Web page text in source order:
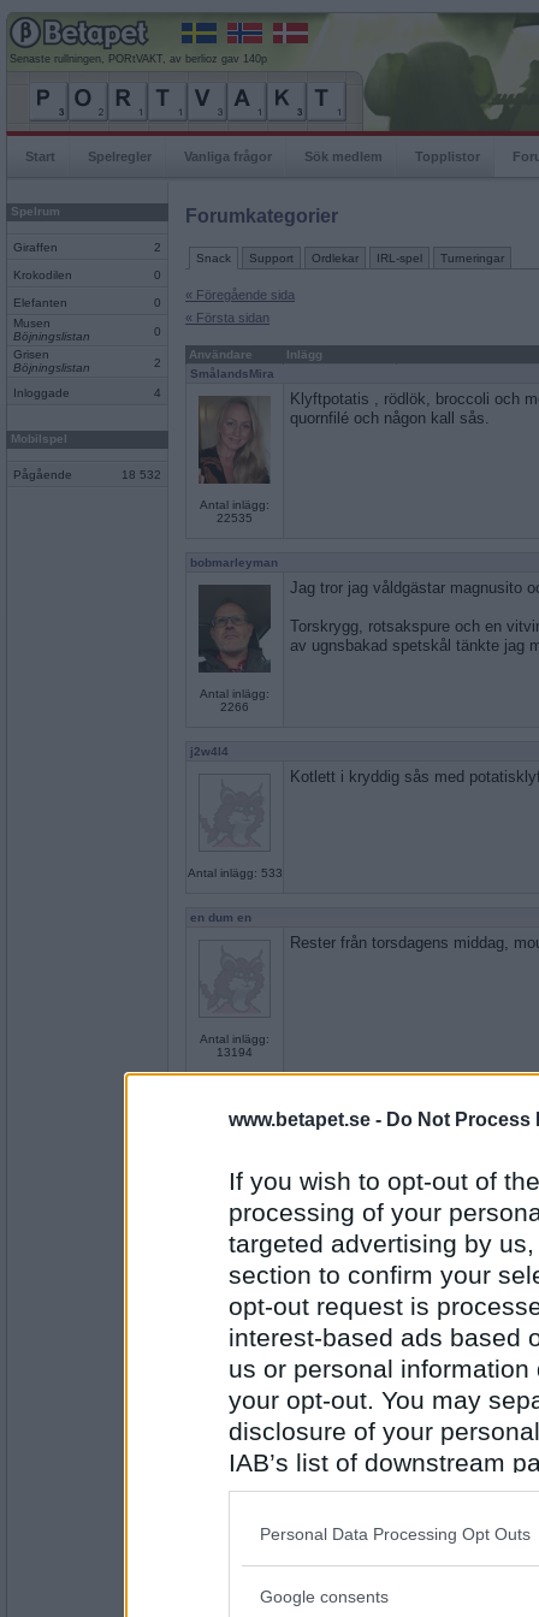
www.betapet.se - Do Not Process
If you wish to opt-out of
processing of your
targeted advertising by
section to confirm your
opt-out request is
interest-based ads based
us or personal
your opt-out. You may
disclosure of your
IAB’s list of downstream
also be disclosed by us
Downstream Participants
Please note that this
Personal Data Processing Opt Outs
Google consents
Senaste rullningen, PORtVAKT, av berlioz gav 140p
Start Spelregler Vanliga frågor Sök medlem Topplistor
Spelrum
Giraffen 2
Krokodilen 0
Elefanten
0
Musen
Böjningslistan
0
Grisen
Böjningslistan
2
Inloggade 4
Mobilspel
Pågående 18 532
Forumkategorier
Snack Support Ordlekar IRL-spel Turneringar
« Föregående sida
« Första sidan
Användare
Inlägg
SmålandsMira
Antal inlägg:
22535
Klyftpotatis , rödlök, broccoli och
quornfilé och någon kall sås.
bobmarleyman
Antal inlägg:
2266
Jag tror jag våldgästar magnusito
Torskrygg, rotsakspure och en
av ugnsbakad spetskål tänkte jag
j2w4l4
Antal inlägg: 533
Kotlett i kryddig sås med
en dum en
Antal inlägg:
13194
Rester från torsdagens middag,
Antal inlägg:
24324
Parisare med bröd
Bitte
strella70
Antal inlägg:
1542
lamm
Liinda01
Antal inlägg: 105
Linssoppa med sammoun